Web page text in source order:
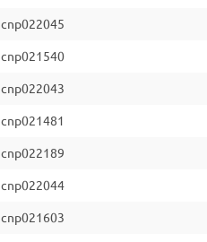
cnp022045
cnp021540
cnp022043
cnp021481
cnp022189
cnp022044
cnp021603